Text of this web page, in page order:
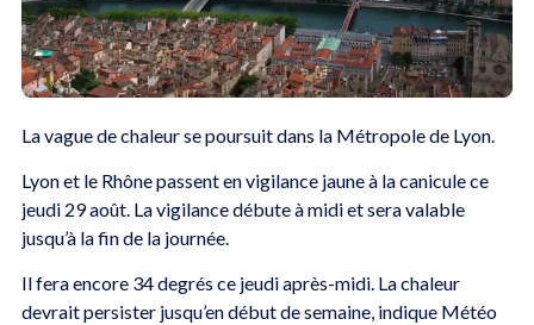
La vague de chaleur se poursuit dans la Métropole de Lyon.
Lyon et le Rhône passent en vigilance jaune à la canicule ce
jeudi 29 août. La vigilance débute à midi et sera valable
jusqu’à la fin de la journée.
Il fera encore 34 degrés ce jeudi après-midi. La chaleur
devrait persister jusqu’en début de semaine, indique Météo